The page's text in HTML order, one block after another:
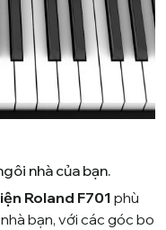
nhà của bạn.
Roland F701 phù
bạn, với các góc bo